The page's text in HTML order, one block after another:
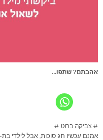
אהבתם? שתפו...
# צביקה ברוט #
אמנם עכשיו חג סוכות, אבל לילדי